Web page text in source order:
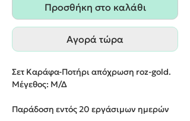
Προσθήκη στο καλάθι
Αγορά τώρα
Σετ Καράφα-Ποτήρι απόχρωση roz-gold.
Μέγεθος: Μ/Δ
Παράδοση εντός 20 εργάσιμων ημερών